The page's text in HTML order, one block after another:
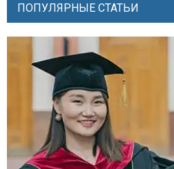
ПОПУЛЯРНЫЕ СТАТЬИ